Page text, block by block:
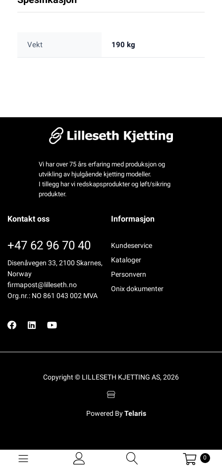
0
Vekt 190 kg
Vi har over 75 års erfaring med produksjon og
utvikling av hjulgående kjetting modeller.
I tillegg har vi redskapsprodukter og løft/sikring
produkter.
Kontakt oss
+47 62 96 70 40
Disenåvegen 33, 2100 Skarnes,
Norway
firmapost@lilleseth.no
Org.nr.: NO 861 043 002 MVA
Informasjon
Kundeservice
Kataloger
Personvern
Onix dokumenter
Copyright © LILLESETH KJETTING AS, 2026
Powered ByTelaris